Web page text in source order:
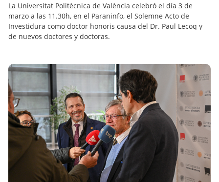
La Universitat Politècnica de València celebró el día 3 de
marzo a las 11.30h, en el Paraninfo, el Solemne Acto de
Investidura como doctor honoris causa del Dr. Paul Lecoq y
de nuevos doctores y doctoras.